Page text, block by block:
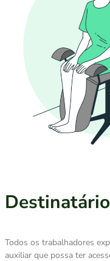
Todos os trabalhadores
auxiliar que possa ter